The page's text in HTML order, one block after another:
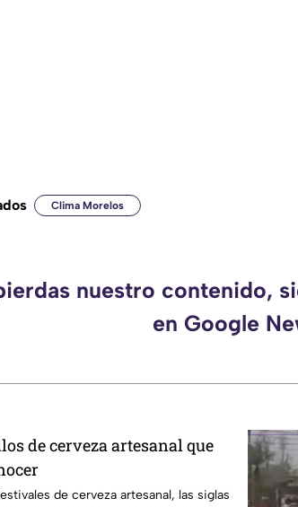
Clima Morelos
nuestro contenido,
en Google
de cerveza artesanal que
de cerveza artesanal, las siglas